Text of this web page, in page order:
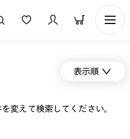
表示順
変えて検索してください。